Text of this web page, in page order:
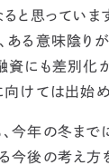
と思っています
ある意味陰り
資にも差別化が
けては出始め
今年の冬まで
今後の考え方